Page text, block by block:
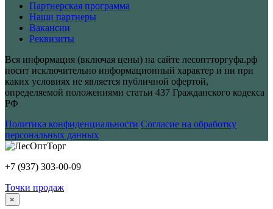
Партнерская программа
Наши партнеры
Вакансии
Реквизиты
Вся информация (включая цены) на сайте лесоптторгуфа.рф
носит исключительно информационный характер и ни при
каких условиях не является публичной офертой,
определяемой положениями статьи 437 Гражданского кодекса
РФ
Политика конфиденциальности Согласие на обработку
персональных данных
+7 (937) 303-00-09
Точки продаж
×